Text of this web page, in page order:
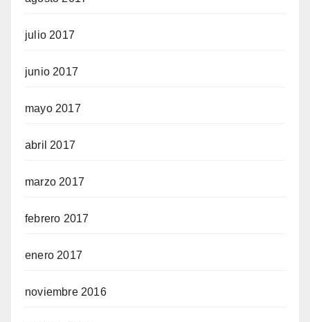
julio 2017
junio 2017
mayo 2017
abril 2017
marzo 2017
febrero 2017
enero 2017
noviembre 2016